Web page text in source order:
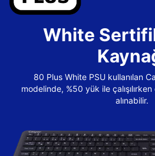
White
80 Plus White PSU kullanılan
modelinde, %50 yük ile
alınabilir.